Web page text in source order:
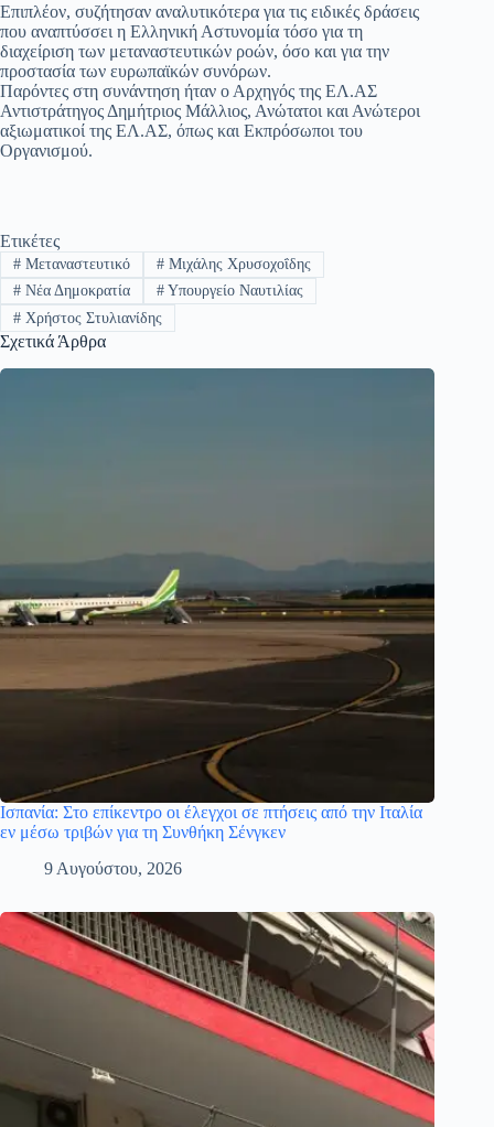
Επιπλέον, συζήτησαν αναλυτικότερα για τις ειδικές δράσεις
που αναπτύσσει η Ελληνική Αστυνομία τόσο για τη
διαχείριση των μεταναστευτικών ροών, όσο και για την
προστασία των ευρωπαϊκών συνόρων.
Παρόντες στη συνάντηση ήταν ο Αρχηγός της ΕΛ.ΑΣ
Αντιστράτηγος Δημήτριος Μάλλιος, Ανώτατοι και Ανώτεροι
αξιωματικοί της ΕΛ.ΑΣ, όπως και Εκπρόσωποι του
Οργανισμού.
Ετικέτες
#Μεταναστευτικό #Μιχάλης Χρυσοχοΐδης
#Νέα Δημοκρατία #Υπουργείο Ναυτιλίας
#Χρήστος Στυλιανίδης
Σχετικά Άρθρα
Ισπανία: Στο επίκεντρο οι έλεγχοι σε πτήσεις από την Ιταλία
εν μέσω τριβών για τη Συνθήκη Σένγκεν
9 Αυγούστου, 2026